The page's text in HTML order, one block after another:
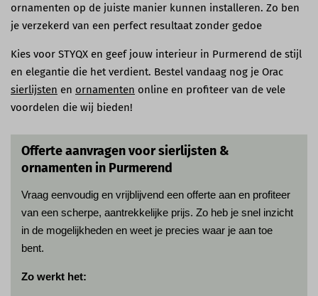
ornamenten op de juiste manier kunnen installeren. Zo ben
je verzekerd van een perfect resultaat zonder gedoe
Kies voor STYQX en geef jouw interieur in Purmerend de stijl
en elegantie die het verdient. Bestel vandaag nog je Orac
sierlijsten en ornamenten online en profiteer van de vele
voordelen die wij bieden!
Offerte aanvragen voor sierlijsten &
ornamenten in Purmerend
Vraag eenvoudig en vrijblijvend een offerte aan en profiteer
van een scherpe, aantrekkelijke prijs. Zo heb je snel inzicht
in de mogelijkheden en weet je precies waar je aan toe
bent.
Zo werkt het: